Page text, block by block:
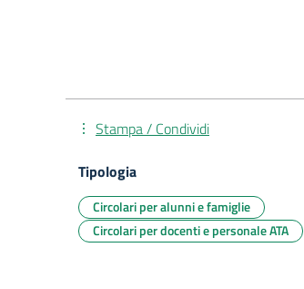
Stampa / Condividi
Tipologia
Circolari per alunni e famiglie
Circolari per docenti e personale ATA